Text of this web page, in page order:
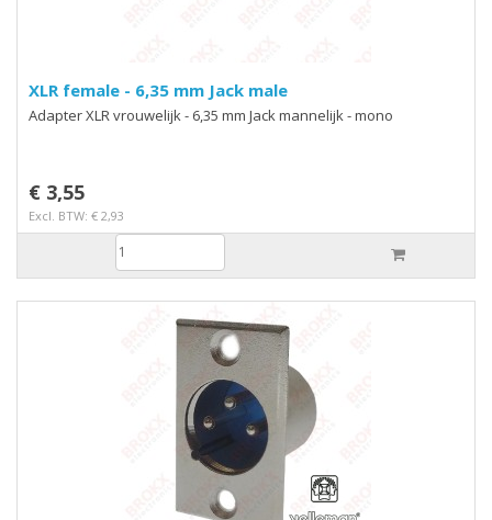
XLR female - 6,35 mm Jack male
Adapter XLR vrouwelijk - 6,35 mm Jack mannelijk - mono
€ 3,55
Excl. BTW: € 2,93